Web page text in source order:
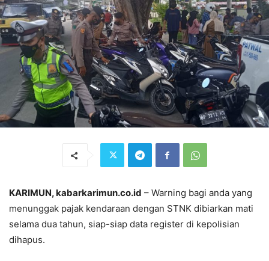
KARIMUN, kabarkarimun.co.id – Warning bagi anda yang
menunggak pajak kendaraan dengan STNK dibiarkan mati
selama dua tahun, siap-siap data register di kepolisian
dihapus.